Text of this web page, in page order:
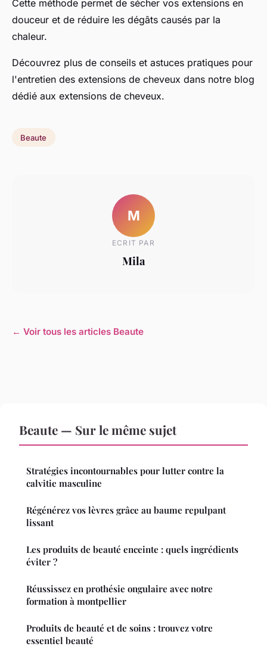
Cette méthode permet de sécher vos extensions en
douceur et de réduire les dégâts causés par la
chaleur.
Découvrez plus de conseils et astuces pratiques pour
l'entretien des extensions de cheveux dans notre blog
dédié aux extensions de cheveux.
Beaute
M
ECRIT PAR
Mila
← Voir tous les articles Beaute
Beaute — Sur le même sujet
Stratégies incontournables pour lutter contre la
calvitie masculine
Régénérez vos lèvres grâce au baume repulpant
lissant
Les produits de beauté enceinte : quels ingrédients
éviter ?
Réussissez en prothésie ongulaire avec notre
formation à montpellier
Produits de beauté et de soins : trouvez votre
essentiel beauté